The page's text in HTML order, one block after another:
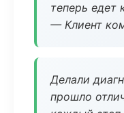
теперь едет
— Клиент
Делали
прошло